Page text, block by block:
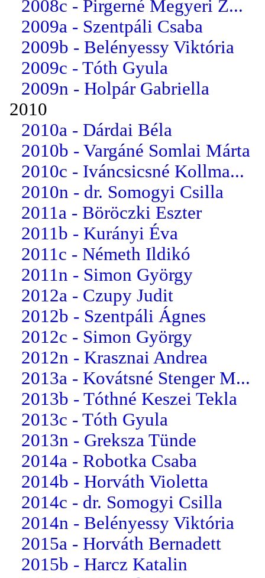
2008c - Pirgerné Megyeri Z...
2009a - Szentpáli Csaba
2009b - Belényessy Viktória
2009c - Tóth Gyula
2009n - Holpár Gabriella
2010
2010a - Dárdai Béla
2010b - Vargáné Somlai Márta
2010c - Iváncsicsné Kollma...
2010n - dr. Somogyi Csilla
2011a - Böröczki Eszter
2011b - Kurányi Éva
2011c - Németh Ildikó
2011n - Simon György
2012a - Czupy Judit
2012b - Szentpáli Ágnes
2012c - Simon György
2012n - Krasznai Andrea
2013a - Kovátsné Stenger M...
2013b - Tóthné Keszei Tekla
2013c - Tóth Gyula
2013n - Greksza Tünde
2014a - Robotka Csaba
2014b - Horváth Violetta
2014c - dr. Somogyi Csilla
2014n - Belényessy Viktória
2015a - Horváth Bernadett
2015b - Harcz Katalin